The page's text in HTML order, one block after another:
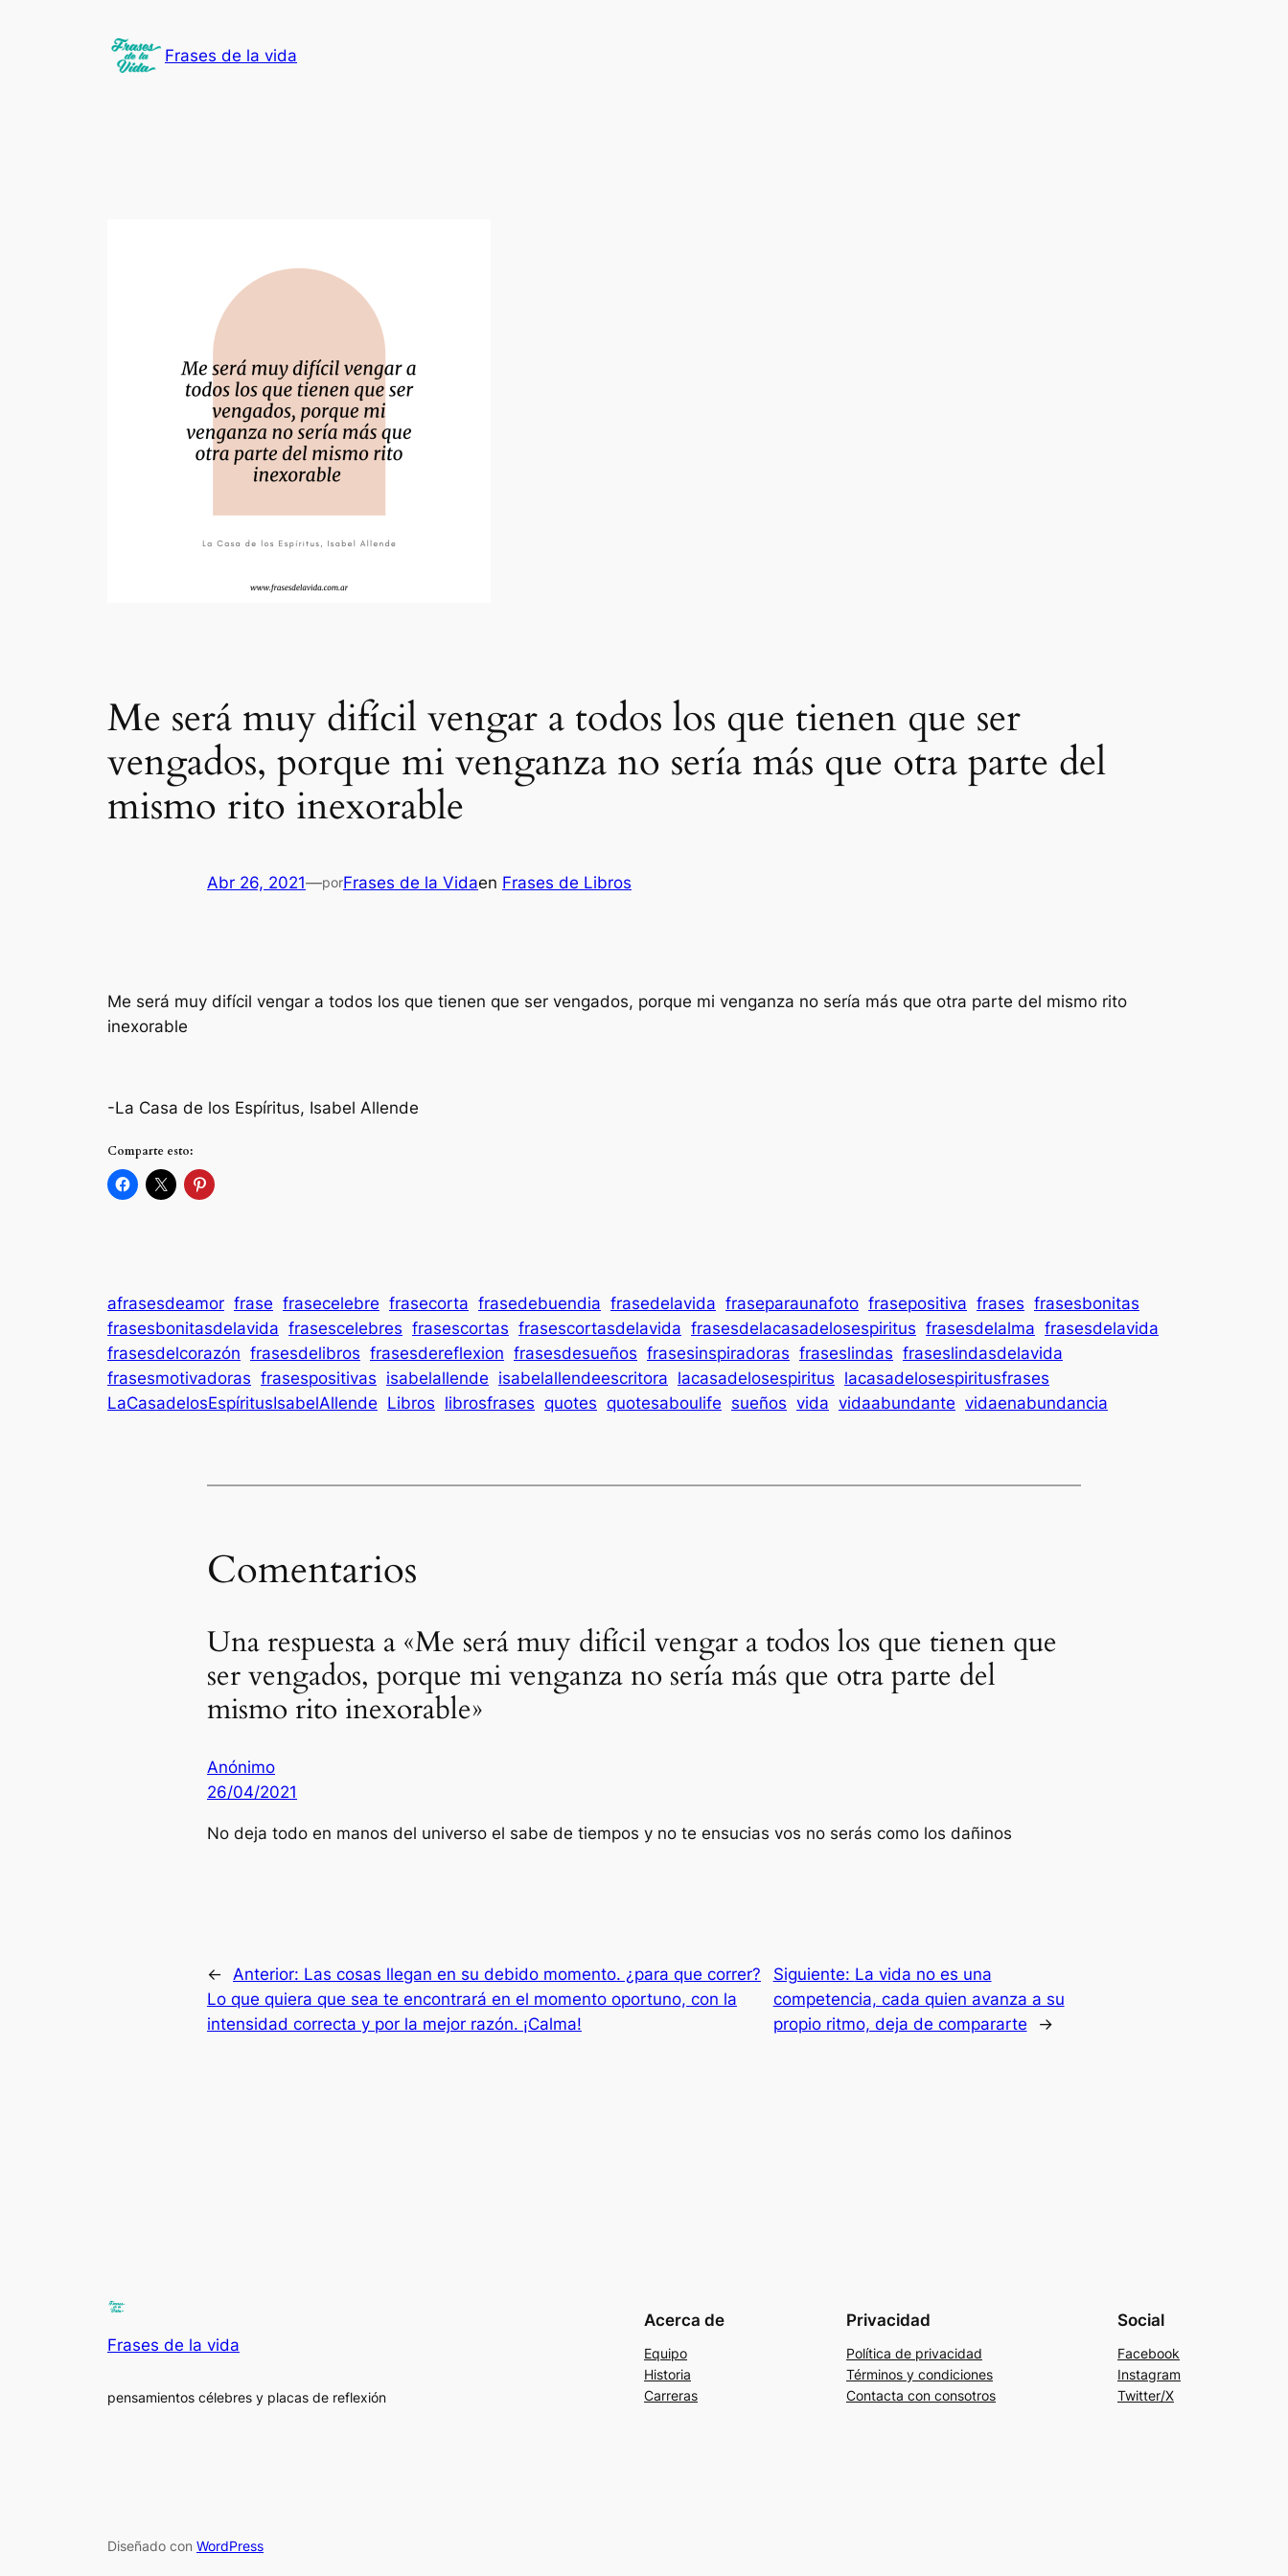
Frases de la vida
Me será muy difícil vengar a todos los que tienen que ser
vengados, porque mi venganza no sería más que otra parte del
mismo rito inexorable
Abr 26, 2021—porFrases de la Vidaen Frases de Libros
Me será muy difícil vengar a todos los que tienen que ser vengados, porque mi venganza no sería más que otra parte del mismo rito
inexorable
-La Casa de los Espíritus, Isabel Allende
Comparte esto:
afrasesdeamor frase frasecelebre frasecorta frasedebuendia frasedelavida fraseparaunafoto frasepositiva frases frasesbonitas
frasesbonitasdelavida frasescelebres frasescortas frasescortasdelavida frasesdelacasadelosespiritus frasesdelalma frasesdelavida
frasesdelcorazón frasesdelibros frasesdereflexion frasesdesueños frasesinspiradoras fraseslindas fraseslindasdelavida
frasesmotivadoras frasespositivas isabelallende isabelallendeescritora lacasadelosespiritus lacasadelosespiritusfrases
LaCasadelosEspíritusIsabelAllende Libros librosfrases quotes quotesaboulife sueños vida vidaabundante vidaenabundancia
Comentarios
Una respuesta a «Me será muy difícil vengar a todos los que tienen que
ser vengados, porque mi venganza no sería más que otra parte del
mismo rito inexorable»
Anónimo
26/04/2021
No deja todo en manos del universo el sabe de tiempos y no te ensucias vos no serás como los dañinos
← Anterior: Las cosas llegan en su debido momento. ¿para que correr?
Lo que quiera que sea te encontrará en el momento oportuno, con la
intensidad correcta y por la mejor razón. ¡Calma!
Siguiente: La vida no es una
competencia, cada quien avanza a su
propio ritmo, deja de compararte
→
Frases de la vida
pensamientos célebres y placas de reflexión
Acerca de
Equipo
Historia
Carreras
Privacidad
Política de privacidad
Términos y condiciones
Contacta con consotros
Social
Facebook
Instagram
Twitter/X
Diseñado con WordPress